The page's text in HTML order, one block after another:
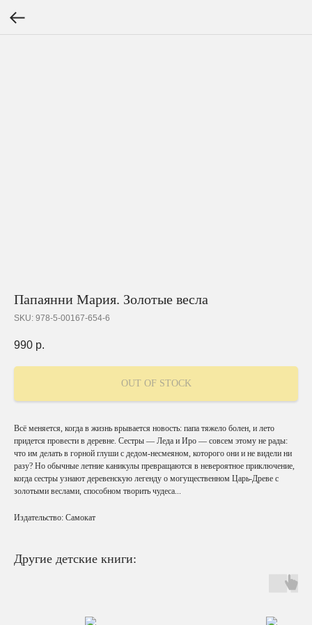
Папаянни Мария. Золотые весла
SKU: 978-5-00167-654-6
990 р.
OUT OF STOCK
Всё меняется, когда в жизнь врывается новость: папа тяжело болен, и лето
придется провести в деревне. Сестры — Леда и Иро — совсем этому не рады:
что им делать в горной глуши с дедом-несмеяном, которого они и не видели ни
разу? Но обычные летние каникулы превращаются в невероятное приключение,
когда сестры узнают деревенскую легенду о могущественном Царь-Древе с
золотыми веслами, способном творить чудеса...
Издательство: Самокат
Другие детские книги: